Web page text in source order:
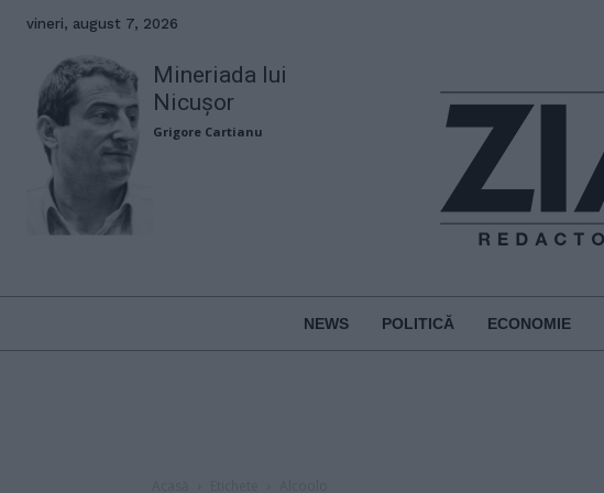
vineri, august 7, 2026
Mineriada lui
Nicușor
Grigore Cartianu
NEWS POLITICĂ ECONOMIE